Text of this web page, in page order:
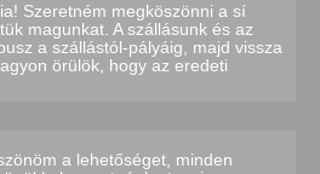
Szeretném megköszönni a sí
magunkat. A szállásunk és az
a szállástól-pályáig, majd vissza
örülök, hogy az eredeti
a lehetőséget, minden